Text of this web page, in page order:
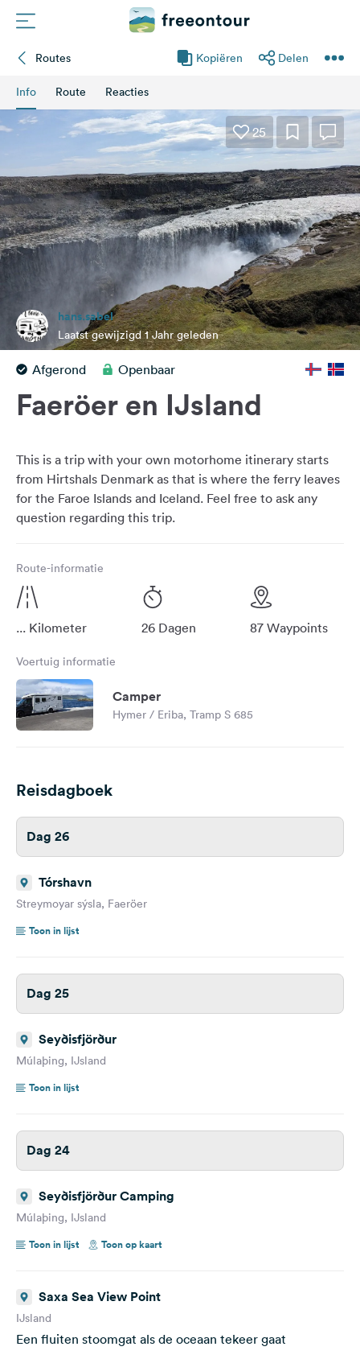
Campings
Magazine
Partners
Registreren
Inloggen
Nieuwsbrief
Feedback
Taal:
Volg
ons
op
social
Facebook
Routes Kopiëren Delen
Info Route Reacties
25
hans.sabel
Laatst gewijzigd 1 Jahr geleden
Afgerond Openbaar
Faeröer en IJsland
This is a trip with your own motorhome itinerary starts
from Hirtshals Denmark as that is where the ferry leaves
for the Faroe Islands and Iceland. Feel free to ask any
Route-informatie
... Kilometer 26 Dagen 87 Waypoints
Voertuig informatie
Camper
Hymer / Eriba, Tramp S 685
Reisdagboek
Dag 26
Tórshavn
Streymoyar sýsla, Faeröer
Toon in lijst
Dag 25
Seyðisfjörður
Múlaþing, IJsland
Toon in lijst
Dag 24
Seyðisfjörður Camping
Múlaþing, IJsland
Toon in lijst
Toon op kaart
Saxa Sea View Point
IJsland
Een fluiten stoomgat als de oceaan tekeer gaat